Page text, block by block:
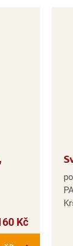
Kč